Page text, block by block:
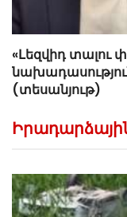
«Լեզվիդ տալու
(տեսանյութ)